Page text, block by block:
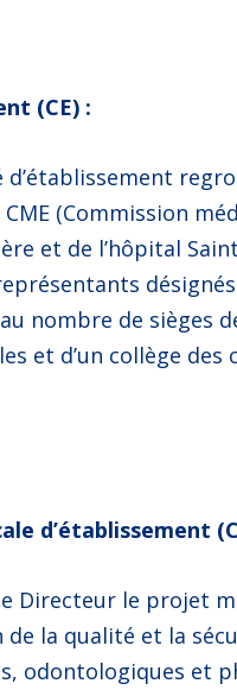
(CE) :
(Commission
et de l’hôpital
nombre de sièges
et d’un collège
d’établissement
Directeur le projet
de la qualité et la
odontologiques et